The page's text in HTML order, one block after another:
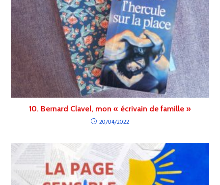
10. Bernard Clavel, mon « écrivain de famille »
20/04/2022